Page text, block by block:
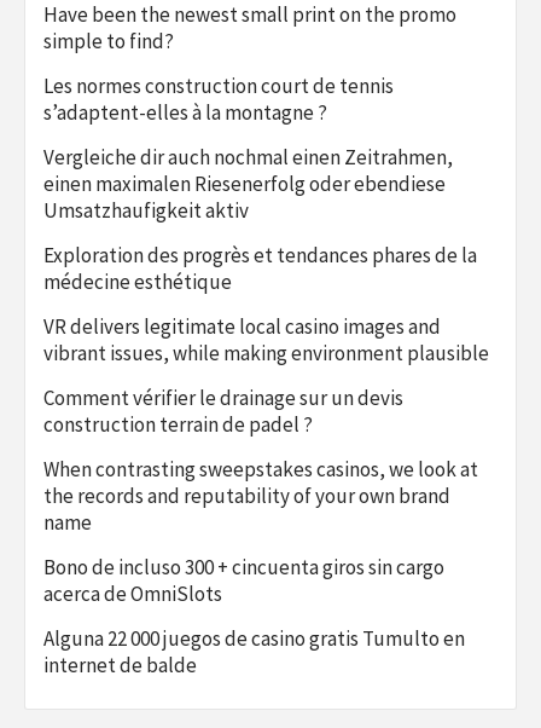
Have been the newest small print on the promo
simple to find?
Les normes construction court de tennis
s’adaptent-elles à la montagne ?
Vergleiche dir auch nochmal einen Zeitrahmen,
einen maximalen Riesenerfolg oder ebendiese
Umsatzhaufigkeit aktiv
Exploration des progrès et tendances phares de la
médecine esthétique
VR delivers legitimate local casino images and
vibrant issues, while making environment plausible
Comment vérifier le drainage sur un devis
construction terrain de padel ?
When contrasting sweepstakes casinos, we look at
the records and reputability of your own brand
name
Bono de incluso 300 + cincuenta giros sin cargo
acerca de OmniSlots
Alguna 22 000 juegos de casino gratis Tumulto en
internet de balde